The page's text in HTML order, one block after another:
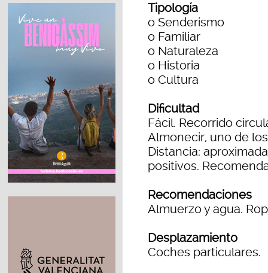
Tipología
o Senderismo
o Familiar
o Naturaleza
o Historia
o Cultura
Dificultad
Fácil. Recorrido
Almonecir, uno de
Distancia:
positivos.
Recomendaciones
Almuerzo y agua.
Desplazamiento
Coches particulares.